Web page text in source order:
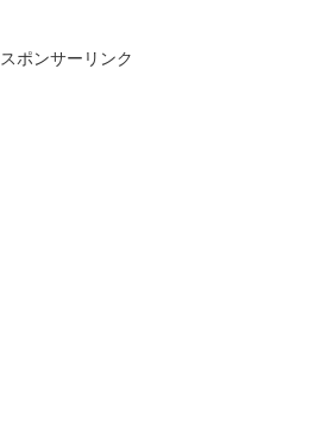
スポンサーリンク